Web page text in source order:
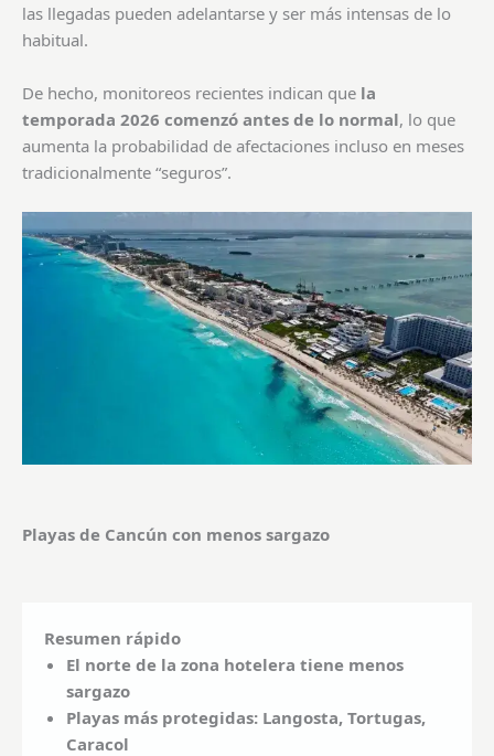
las llegadas pueden adelantarse y ser más intensas de lo
habitual.
De hecho, monitoreos recientes indican que la
temporada 2026 comenzó antes de lo normal, lo que
aumenta la probabilidad de afectaciones incluso en meses
tradicionalmente “seguros”.
Playas de Cancún con menos sargazo
Resumen rápido
El norte de la zona hotelera tiene menos
sargazo
Playas más protegidas: Langosta, Tortugas,
Caracol